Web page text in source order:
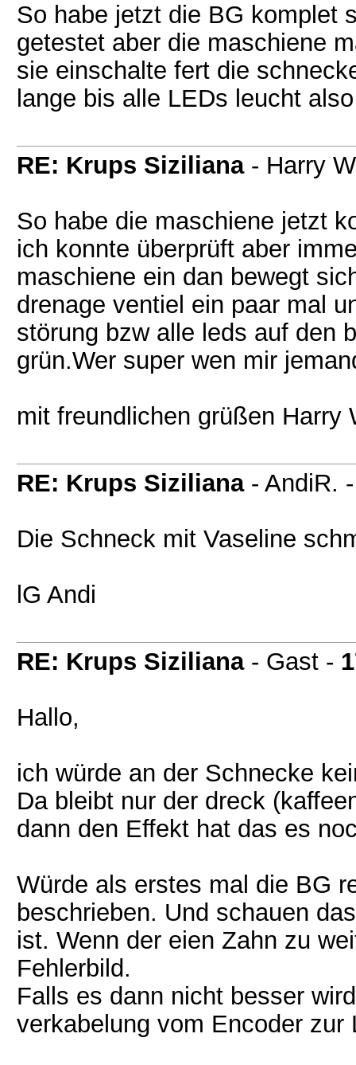
So habe jetzt die BG komplet
getestet aber die maschiene
sie einschalte fert die
lange bis alle LEDs leucht
RE: Krups Siziliana- Harry
So habe die maschiene jetzt
ich konnte überprüft aber
maschiene ein dan bewegt
drenage ventiel ein paar mal
störung bzw alle leds auf den
grün.Wer super wen mir
mit freundlichen grüßen Harry
RE: Krups Siziliana- AndiR.
Die Schneck mit Vaseline
lG Andi
RE: Krups Siziliana- Gast -
Hallo,
ich würde an der Schnecke
Da bleibt nur der dreck
dann den Effekt hat das es
Würde als erstes mal die BG
beschrieben. Und schauen
ist. Wenn der eien Zahn zu
Fehlerbild.
Falls es dann nicht besser
verkabelung vom Encoder zur